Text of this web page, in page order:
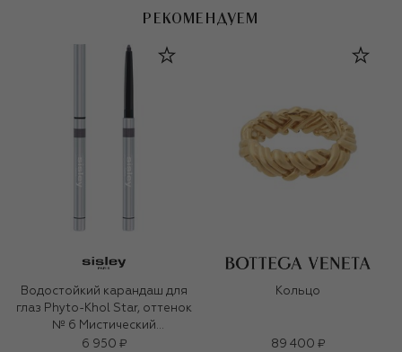
РЕКОМЕНДУЕМ
Водостойкий карандаш для
глаз Phyto-Khol Star, оттенок
№ 6 Мистический
фиолетовый
6 950 ₽
Кольцо
89 400 ₽